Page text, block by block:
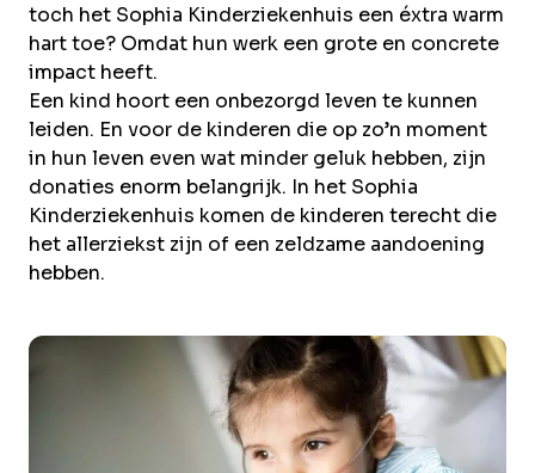
toch het Sophia Kinderziekenhuis een éxtra warm
hart toe? Omdat hun werk een grote en concrete
impact heeft.
Een kind hoort een onbezorgd leven te kunnen
leiden. En voor de kinderen die op zo’n moment
in hun leven even wat minder geluk hebben, zijn
donaties enorm belangrijk. In het Sophia
Kinderziekenhuis komen de kinderen terecht die
het allerziekst zijn of een zeldzame aandoening
hebben.